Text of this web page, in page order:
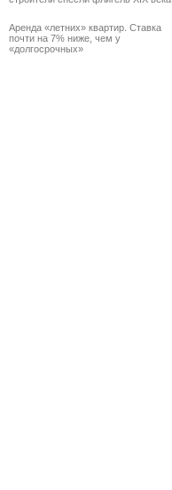
Аренда «летних» квартир. Ставка
почти на 7% ниже, чем у
«долгосрочных»